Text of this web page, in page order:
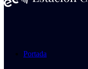
Portada